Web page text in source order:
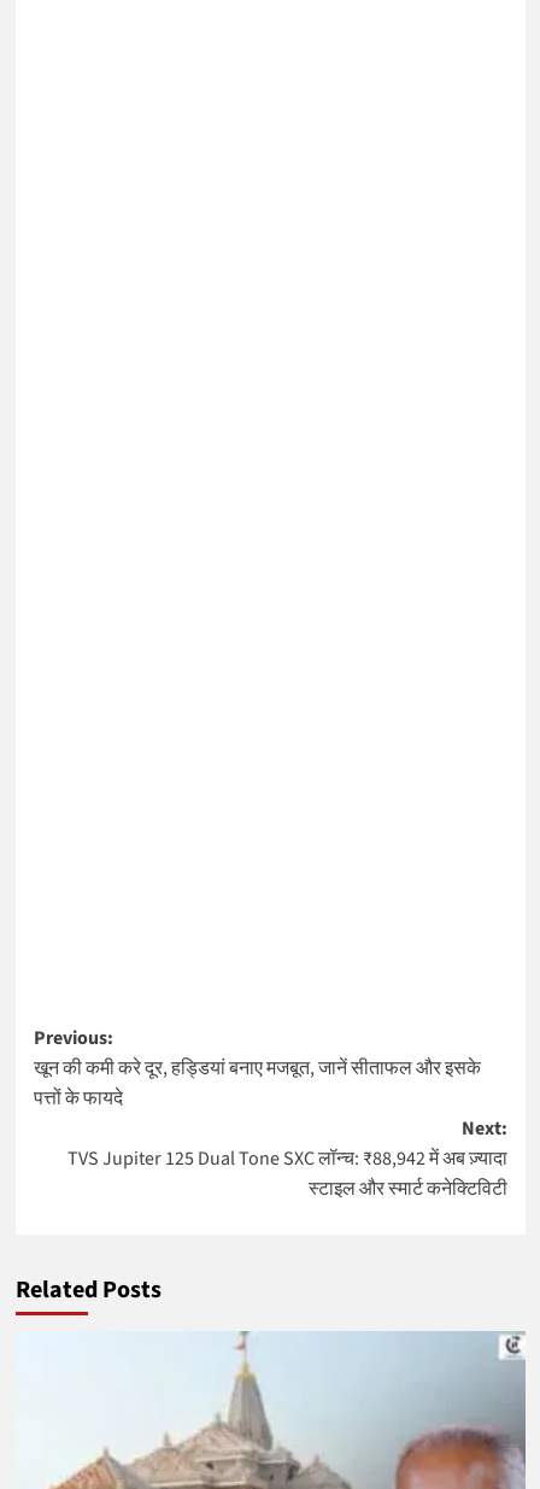
Post
navigation
Previous:
खून की कमी करे दूर, हड्डियां बनाए मजबूत, जानें सीताफल और इसके
पत्तों के फायदे
Next:
TVS Jupiter 125 Dual Tone SXC लॉन्च: ₹88,942 में अब ज़्यादा
स्टाइल और स्मार्ट कनेक्टिविटी
Related Posts